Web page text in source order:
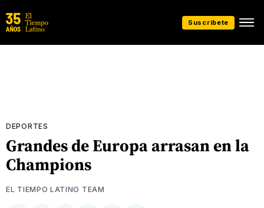
Suscríbete
DEPORTES
Grandes de Europa arrasan en la
Champions
EL TIEMPO LATINO TEAM